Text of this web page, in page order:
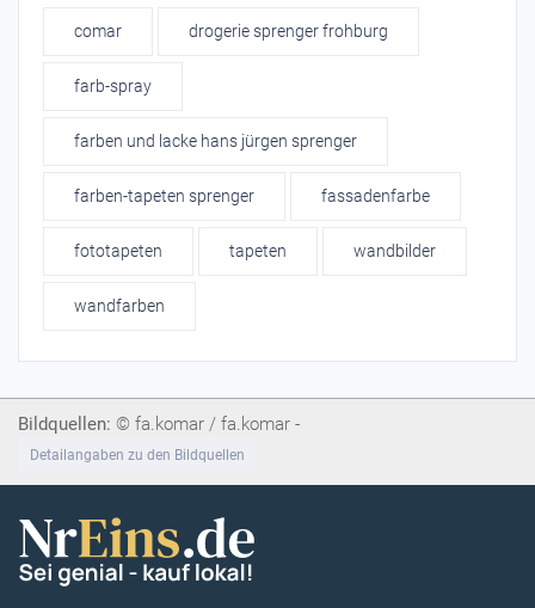
comar drogerie sprenger frohburg
farb-spray
farben und lacke hans jürgen sprenger
farben-tapeten sprenger fassadenfarbe
fototapeten tapeten wandbilder
wandfarben
Bildquellen: © fa.komar / fa.komar -
Detailangaben zu den Bildquellen